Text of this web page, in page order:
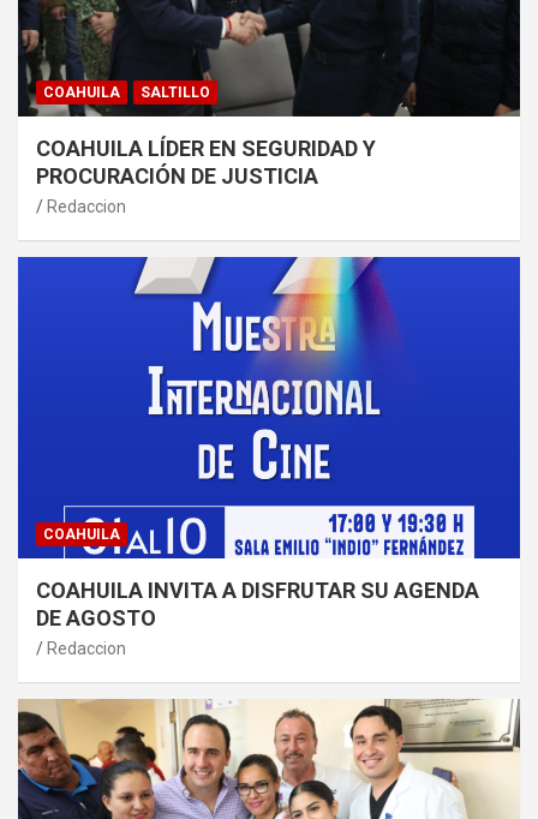
COAHUILA SALTILLO
COAHUILA LÍDER EN SEGURIDAD Y
PROCURACIÓN DE JUSTICIA
Redaccion
COAHUILA
COAHUILA INVITA A DISFRUTAR SU AGENDA
DE AGOSTO
Redaccion